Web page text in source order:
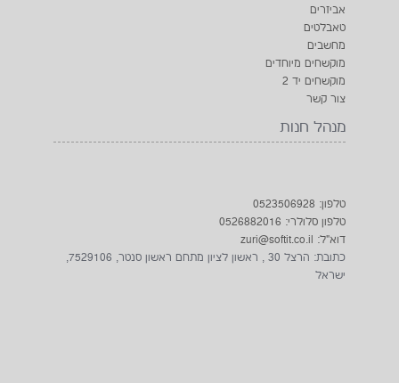
אביזרים
טאבלטים
מחשבים
מוקשחים מיוחדים
מוקשחים יד 2
צור קשר
מנהל חנות
טלפון: 0523506928
טלפון סלולרי: 0526882016
דוא"ל: zuri@softit.co.il
כתובת: הרצל 30 , ראשון לציון מתחם ראשון סנטר, 7529106,
ישראל